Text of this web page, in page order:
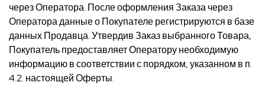
через Оператора. После оформления Заказа через
Оператора данные о Покупателе регистрируются в базе
данных Продавца. Утвердив Заказ выбранного Товара,
Покупатель предоставляет Оператору необходимую
информацию в соответствии с порядком, указанном в п.
4.2. настоящей Оферты.